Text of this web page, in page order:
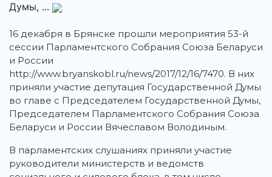
Думы, ...
16 декабря в Брянске прошли мероприятия 53-й
сессии Парламентского Собрания Союза Беларуси
и России
http://www.bryanskobl.ru/news/2017/12/16/7470. В них
приняли участие депутация Государственной Думы
во главе с Председателем Государственной Думы,
Председателем Парламентского Собрания Союза
Беларуси и России Вячеславом Володиным.
В парламентских слушаниях приняли участие
руководители министерств и ведомств